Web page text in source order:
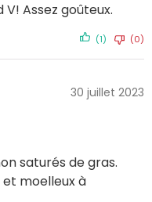
Assez goûteux.
(1) (0)
30 juillet 2023
saturés de gras.
moelleux à